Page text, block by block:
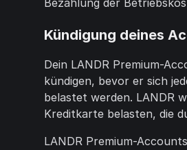
Bezahlung der
Kündigung deines
Dein LANDR Premium-
kündigen, bevor er sich
belastet werden. LANDR
Kreditkarte belasten, die
LANDR Premium-